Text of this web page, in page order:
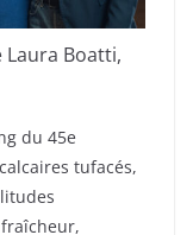
Laura Boatti,
du 45e
tufacés,